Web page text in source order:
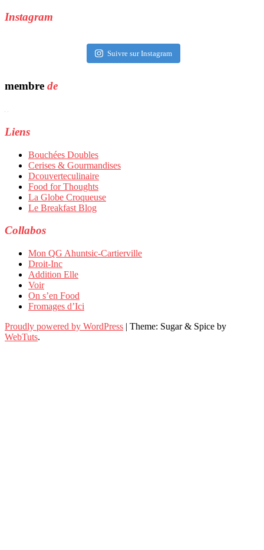
Instagram
Suivre sur Instagram
membre de
Liens
Bouchées Doubles
Cerises & Gourmandises
Dcouverteculinaire
Food for Thoughts
La Globe Croqueuse
Le Breakfast Blog
Collabos
Mon QG Ahuntsic-Cartierville
Droit-Inc
Addition Elle
Voir
On s’en Food
Fromages d’Ici
Proudly powered by WordPress | Theme: Sugar & Spice by
WebTuts.